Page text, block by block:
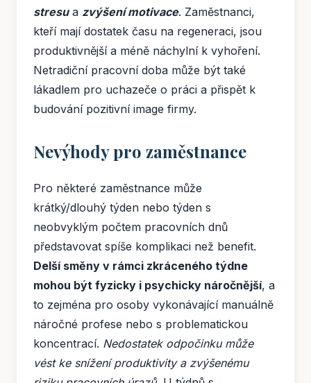
stresua zvýšení motivace. Zaměstnanci,
kteří mají dostatek času na regeneraci, jsou
produktivnější a méně náchylní k vyhoření.
Netradiční pracovní doba může být také
lákadlem pro uchazeče o práci a přispět k
budování pozitivní image firmy.
Nevýhody pro zaměstnance
Pro některé zaměstnance může
krátký/dlouhý týden nebo týden s
neobvyklým počtem pracovních dnů
představovat spíše komplikaci než benefit.
Delší směny v rámci zkráceného týdne
mohou být fyzicky i psychicky náročnější, a
to zejména pro osoby vykonávající manuálně
náročné profese nebo s problematickou
koncentrací. Nedostatek odpočinku může
vést ke snížení produktivity a zvýšenému